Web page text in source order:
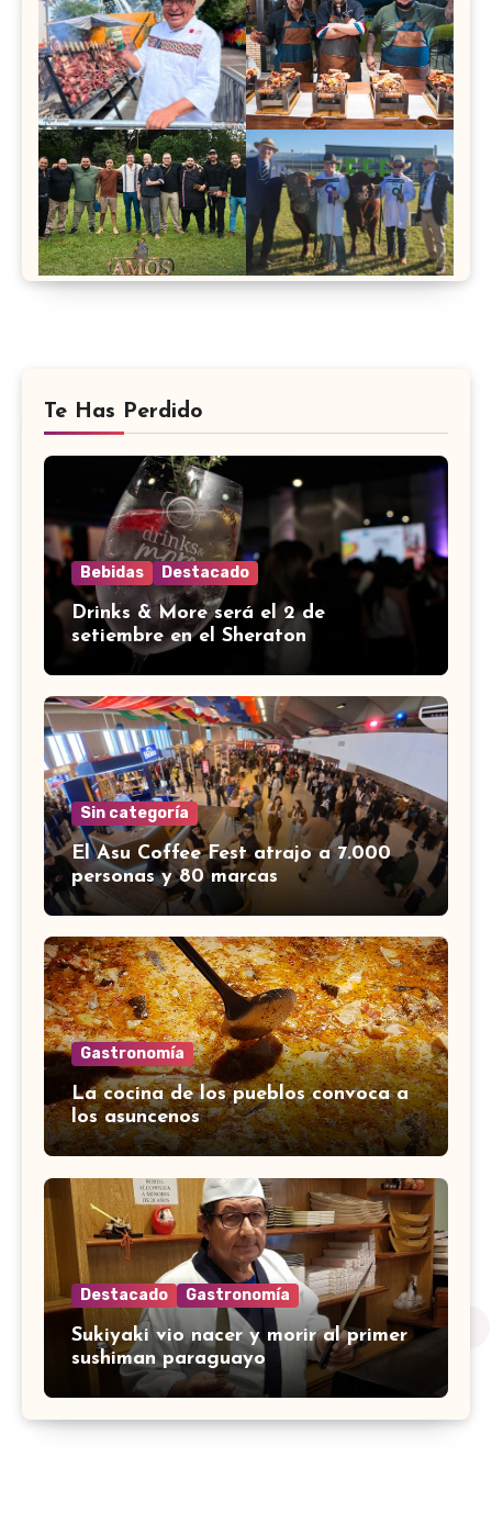
Te Has Perdido
Bebidas Destacado
Drinks & More será el 2 de
setiembre en el Sheraton
Sin categoría
El Asu Coffee Fest atrajo a 7.000
personas y 80 marcas
Gastronomía
La cocina de los pueblos convoca a
los asuncenos
Destacado Gastronomía
Sukiyaki vio nacer y morir al primer
sushiman paraguayo